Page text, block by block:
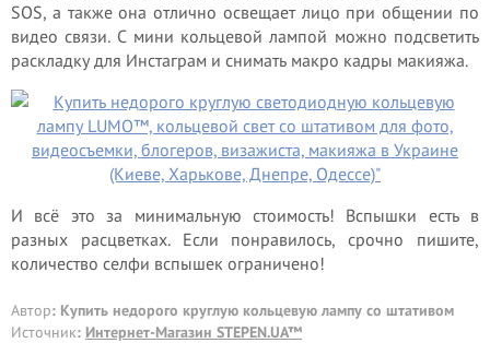
SOS, а также она отлично освещает лицо при общении по
видео связи. С мини кольцевой лампой можно подсветить
раскладку для Инстаграм и снимать макро кадры макияжа.
И всё это за минимальную стоимость! Вспышки есть в
разных расцветках. Если понравилось, срочно пишите,
количество селфи вспышек ограничено!
Автор: Купить недорого круглую кольцевую лампу со штативом
Источник: Интернет-Магазин STEPEN.UA™